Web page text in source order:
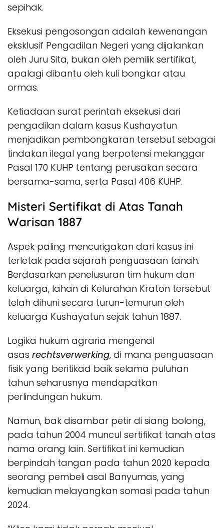
sepihak.
Eksekusi pengosongan adalah kewenangan
eksklusif Pengadilan Negeri yang dijalankan
oleh Juru Sita, bukan oleh pemilik sertifikat,
apalagi dibantu oleh kuli bongkar atau
ormas.
Ketiadaan surat perintah eksekusi dari
pengadilan dalam kasus Kushayatun
menjadikan pembongkaran tersebut sebagai
tindakan ilegal yang berpotensi melanggar
Pasal 170 KUHP tentang perusakan secara
bersama-sama, serta Pasal 406 KUHP.
Misteri Sertifikat di Atas Tanah
Warisan 1887
Aspek paling mencurigakan dari kasus ini
terletak pada sejarah penguasaan tanah.
Berdasarkan penelusuran tim hukum dan
keluarga, lahan di Kelurahan Kraton tersebut
telah dihuni secara turun-temurun oleh
keluarga Kushayatun sejak tahun 1887.
Logika hukum agraria mengenal
asas rechtsverwerking, di mana penguasaan
fisik yang beritikad baik selama puluhan
tahun seharusnya mendapatkan
perlindungan hukum.
Namun, bak disambar petir di siang bolong,
pada tahun 2004 muncul sertifikat tanah atas
nama orang lain. Sertifikat ini kemudian
berpindah tangan pada tahun 2020 kepada
seorang pembeli asal Banyumas, yang
kemudian melayangkan somasi pada tahun
2024.